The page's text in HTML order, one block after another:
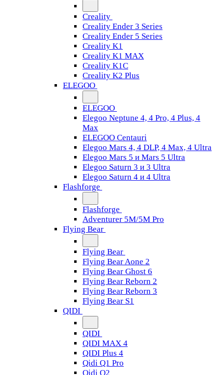
Creality
Creality Ender 3 Series
Creality Ender 5 Series
Creality K1
Creality K1 MAX
Creality K1C
Creality K2 Plus
ELEGOO
ELEGOO
Elegoo Neptune 4, 4 Pro, 4 Plus, 4
Max
ELEGOO Centauri
Elegoo Mars 4, 4 DLP, 4 Max, 4 Ultra
Elegoo Mars 5 и Mars 5 Ultra
Elegoo Saturn 3 и 3 Ultra
Elegoo Saturn 4 и 4 Ultra
Flashforge
Flashforge
Adventurer 5M/5M Pro
Flying Bear
Flying Bear
Flying Bear Aone 2
Flying Bear Ghost 6
Flying Bear Reborn 2
Flying Bear Reborn 3
Flying Bear S1
QIDI
QIDI
QIDI MAX 4
QIDI Plus 4
Qidi Q1 Pro
Qidi Q2